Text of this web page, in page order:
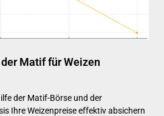
Matif für Weizen
der Matif-Börse und der
Ihre Weizenpreise effektiv absichern